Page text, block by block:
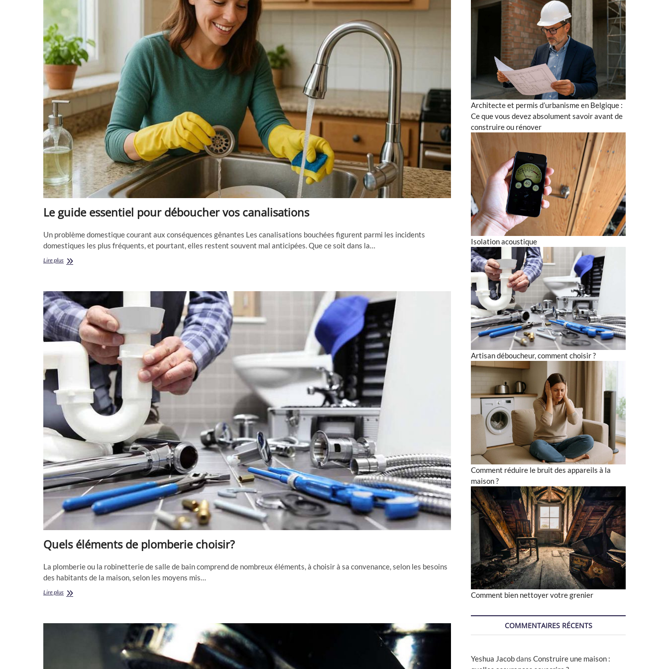
Le guide essentiel pour déboucher vos canalisations
Un problème domestique courant aux conséquences gênantes Les canalisations bouchées figurent parmi les incidents
domestiques les plus fréquents, et pourtant, elles restent souvent mal anticipées. Que ce soit dans la…
Lire plusLe
déboucher
vos
canalisations
Quels éléments de plomberie choisir?
La plomberie ou la robinetterie de salle de bain comprend de nombreux éléments, à choisir à sa convenance, selon les besoins
des habitants de la maison, selon les moyens mis…
Lire plusQuels
Architecte et permis d’urbanisme en Belgique :
Ce que vous devez absolument savoir avant de
construire ou rénover
Isolation acoustique
Artisan déboucheur, comment choisir ?
Comment réduire le bruit des appareils à la
maison ?
Comment bien nettoyer votre grenier
COMMENTAIRES RÉCENTS
Yeshua Jacobdans Construire une maison :